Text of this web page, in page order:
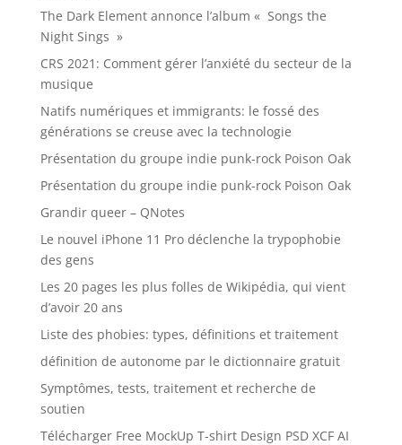
The Dark Element annonce l’album « Songs the
Night Sings »
CRS 2021: Comment gérer l’anxiété du secteur de la
musique
Natifs numériques et immigrants: le fossé des
générations se creuse avec la technologie
Présentation du groupe indie punk-rock Poison Oak
Présentation du groupe indie punk-rock Poison Oak
Grandir queer – QNotes
Le nouvel iPhone 11 Pro déclenche la trypophobie
des gens
Les 20 pages les plus folles de Wikipédia, qui vient
d’avoir 20 ans
Liste des phobies: types, définitions et traitement
définition de autonome par le dictionnaire gratuit
Symptômes, tests, traitement et recherche de
soutien
Télécharger Free MockUp T-shirt Design PSD XCF AI